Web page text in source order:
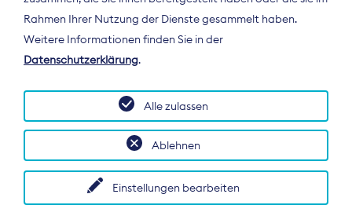
Der Bundesverband Digitalpublisher und
Zeitungsverleger (BDZV) vertritt als
Spitzenorganisation die Interessen der
Deutschland und auf EU-Ebene.
© 2026 BDZV. All rights reserved.
Rahmen Ihrer Nutzung der Dienste gesammelt haben.
Weitere Informationen finden Sie in der
Datenschutzerklärung.
Einstellungen bearbeiten
Ablehnen
Alle zulassen